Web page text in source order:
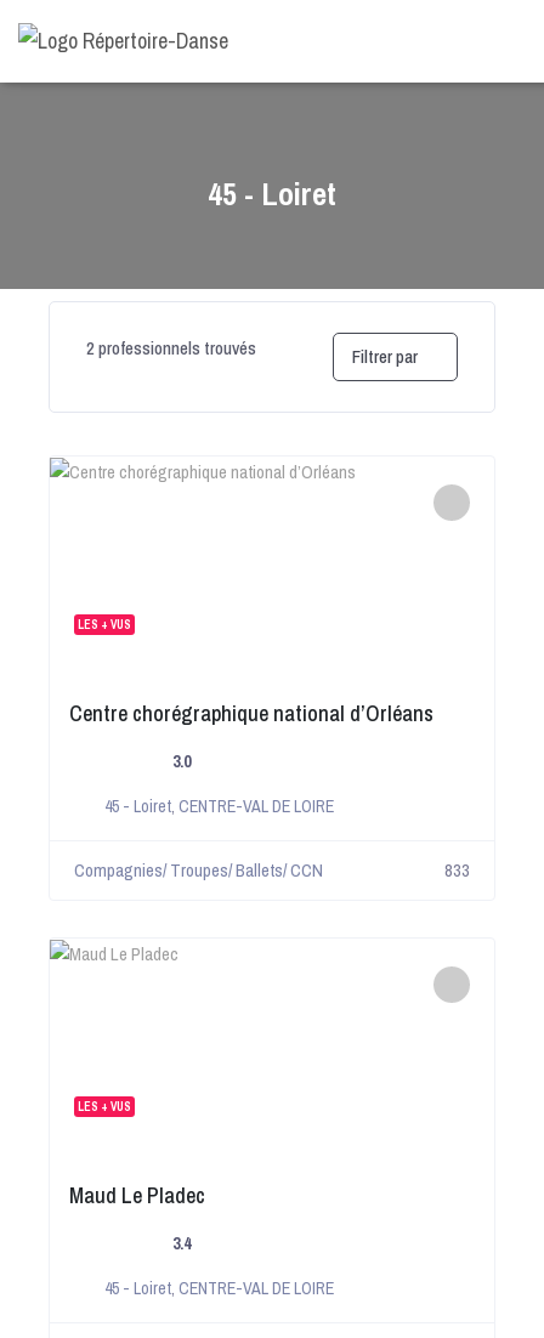
45 - Loiret
2professionnels trouvés Filtrer par
LES + VUS
Centre chorégraphique national d’Orléans
3.0
45 - Loiret, CENTRE-VAL DE LOIRE
Compagnies/ Troupes/ Ballets/ CCN 833
LES + VUS
Maud Le Pladec
3.4
45 - Loiret, CENTRE-VAL DE LOIRE